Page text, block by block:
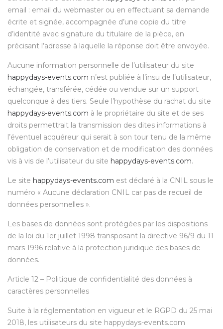
email : email du webmaster ou en effectuant sa demande
écrite et signée, accompagnée d’une copie du titre
d’identité avec signature du titulaire de la pièce, en
précisant l’adresse à laquelle la réponse doit être envoyée.
Aucune information personnelle de l’utilisateur du site
happydays-events.com n’est publiée à l’insu de l’utilisateur,
échangée, transférée, cédée ou vendue sur un support
quelconque à des tiers. Seule l’hypothèse du rachat du site
happydays-events.com à le propriétaire du site et de ses
droits permettrait la transmission des dites informations à
l’éventuel acquéreur qui serait à son tour tenu de la même
obligation de conservation et de modification des données
vis à vis de l’utilisateur du site happydays-events.com.
Le site happydays-events.com est déclaré à la CNIL sous le
numéro « Aucune déclaration CNIL car pas de recueil de
données personnelles ».
Les bases de données sont protégées par les dispositions
de la loi du 1er juillet 1998 transposant la directive 96/9 du 11
mars 1996 relative à la protection juridique des bases de
données.
Article 12 – Politique de confidentialité des données à
caractères personnelles
Suite à la réglementation en vigueur et le RGPD du 25 mai
2018, les utilisateurs du site happydays-events.com